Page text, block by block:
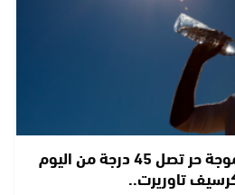
نشرة إنذارية تحذر من موجة حر تصل 45 درجة من اليوم
كرسيف تاوريرت..